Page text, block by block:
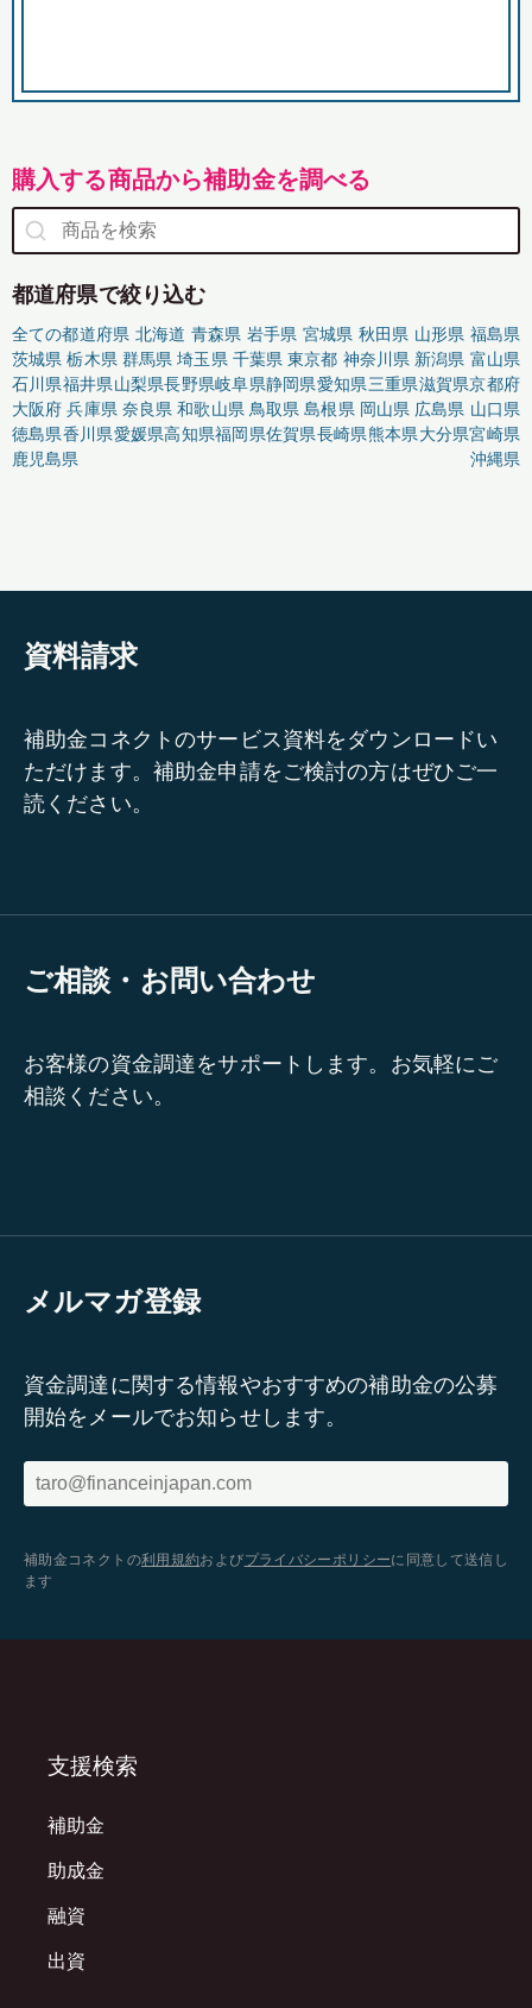
購入する商品から補助金を調べる
都道府県で絞り込む
全ての都道府県 北海道 青森県 岩手県 宮城県 秋田県 山形県 福島県
茨城県 栃木県 群馬県 埼玉県 千葉県 東京都 神奈川県 新潟県 富山県
石川県福井県山梨県長野県岐阜県静岡県愛知県三重県滋賀県京都府
大阪府 兵庫県 奈良県 和歌山県 鳥取県 島根県 岡山県 広島県 山口県
徳島県香川県愛媛県高知県福岡県佐賀県長崎県熊本県大分県宮崎県
鹿児島県
沖縄県
資料請求
補助金コネクトのサービス資料をダウンロードい
ただけます。補助金申請をご検討の方はぜひご一
読ください。
ご相談・お問い合わせ
お客様の資金調達をサポートします。お気軽にご
相談ください。
メルマガ登録
資金調達に関する情報やおすすめの補助金の公募
開始をメールでお知らせします。
補助金コネクトの利用規約およびプライバシーポリシーに同意して送信し
ます
支援検索
補助金
助成金
融資
出資